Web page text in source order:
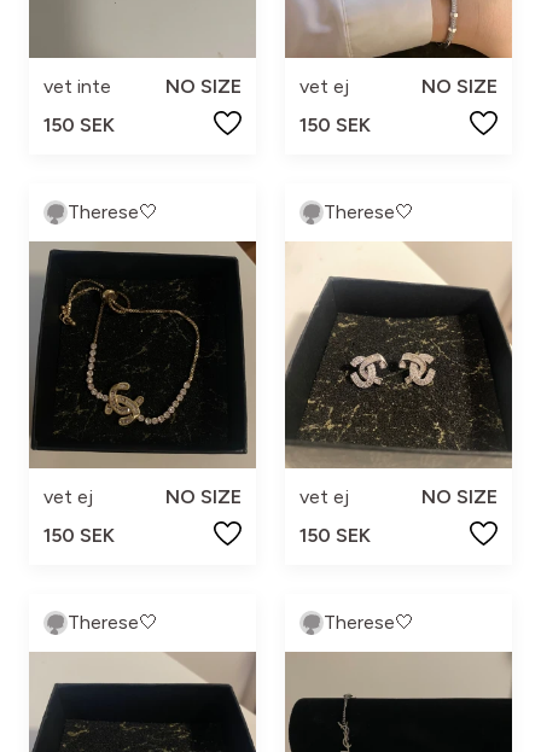
vet inte
NO SIZE
150 SEK
vet ej
NO SIZE
150 SEK
Therese🤍
vet ej
NO SIZE
150 SEK
Therese🤍
vet ej
NO SIZE
150 SEK
Therese🤍 Therese🤍